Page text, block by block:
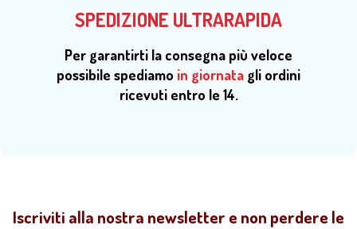
SPEDIZIONE ULTRARAPIDA
Per garantirti la consegna più veloce
possibile spediamo in giornata gli ordini
ricevuti entro le 14.
Iscriviti alla nostra newsletter e non perdere le